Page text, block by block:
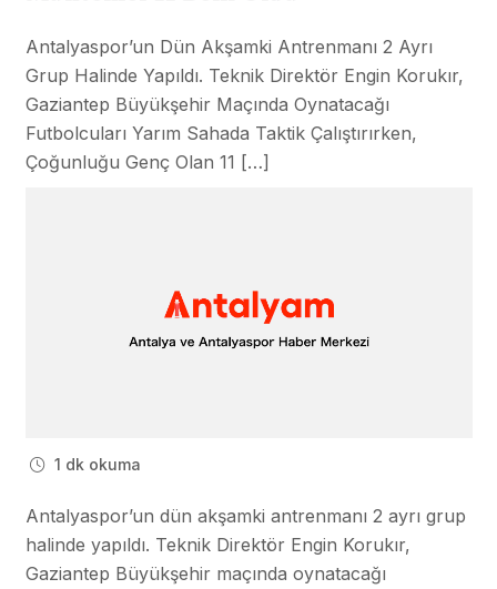
Antalyaspor’un Dün Akşamki Antrenmanı 2 Ayrı
Grup Halinde Yapıldı. Teknik Direktör Engin Korukır,
Gaziantep Büyükşehir Maçında Oynatacağı
Futbolcuları Yarım Sahada Taktik Çalıştırırken,
Çoğunluğu Genç Olan 11 […]
1 dk okuma
Antalyaspor’un dün akşamki antrenmanı 2 ayrı grup
halinde yapıldı. Teknik Direktör Engin Korukır,
Gaziantep Büyükşehir maçında oynatacağı